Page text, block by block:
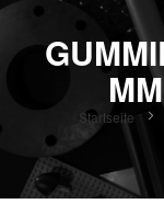
Startseite